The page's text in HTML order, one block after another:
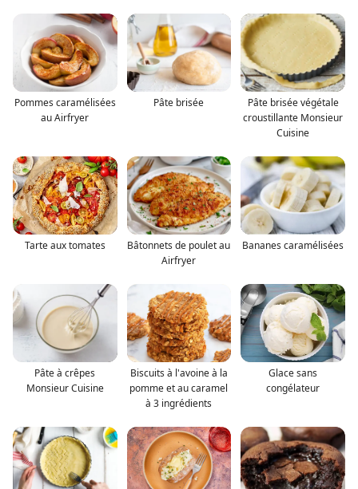
Pommes caramélisées
au Airfryer
Pâte brisée
Pâte brisée végétale
croustillante Monsieur
Cuisine
Tarte aux tomates
Bâtonnets de poulet au
Airfryer
Bananes caramélisées
Pâte à crêpes
Monsieur Cuisine
Biscuits à l'avoine à la
pomme et au caramel
à 3 ingrédients
Glace sans
congélateur